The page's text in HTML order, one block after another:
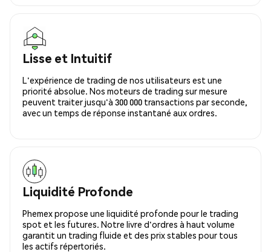
Lisse et Intuitif
L'expérience de trading de nos utilisateurs est une
priorité absolue. Nos moteurs de trading sur mesure
peuvent traiter jusqu'à 300 000 transactions par seconde,
avec un temps de réponse instantané aux ordres.
Liquidité Profonde
Phemex propose une liquidité profonde pour le trading
spot et les futures. Notre livre d'ordres à haut volume
garantit un trading fluide et des prix stables pour tous
les actifs répertoriés.